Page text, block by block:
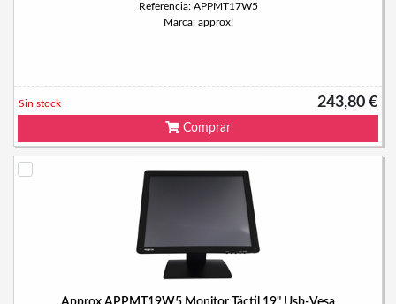
Referencia: APPMT17W5
Marca: approx!
243,80 €
Sin stock
Comprar